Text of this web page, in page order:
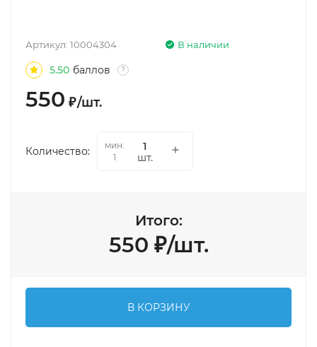
В наличии
Артикул: 10004304
5.50 баллов ?
550 ₽/шт.
Количество:
мин.
1
шт.
Итого:
550 ₽/шт.
В КОРЗИНУ